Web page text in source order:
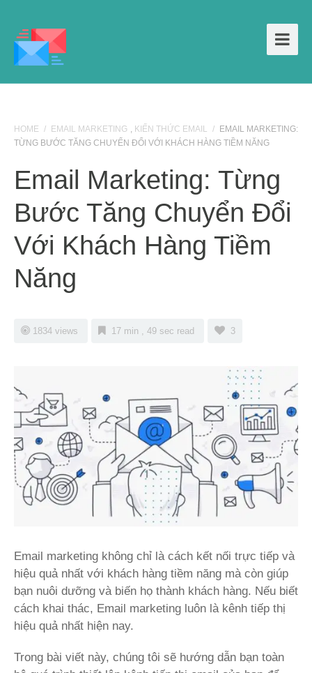
HOME / EMAIL MARKETING , KIẾN THỨC EMAIL /
EMAIL MARKETING:
TỪNG BƯỚC TĂNG CHUYỂN ĐỔI VỚI KHÁCH HÀNG TIỀM NĂNG
Email Marketing: Từng
Bước Tăng Chuyển Đổi
Với Khách Hàng Tiềm
Năng
1834 views 17 min , 49 sec read 3
Email marketing không chỉ là cách kết nối trực tiếp và
hiệu quả nhất với khách hàng tiềm năng mà còn giúp
bạn nuôi dưỡng và biến họ thành khách hàng. Nếu biết
cách khai thác, Email marketing luôn là kênh tiếp thị
hiệu quả nhất hiện nay.
Trong bài viết này, chúng tôi sẽ hướng dẫn bạn toàn